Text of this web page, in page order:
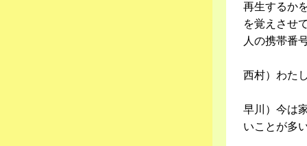
再生するか
を覚えさせ
人の携帯番
西村）わた
早川）今は
いことが多